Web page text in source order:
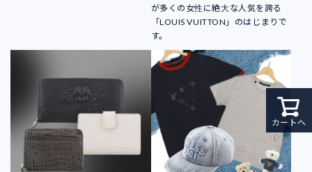
が多くの女性に絶大な人気を誇る
「LOUIS VUITTON」のはじまりで
す。
カートへ